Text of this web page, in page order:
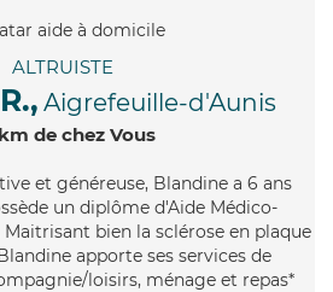
ALTRUISTE
Aigrefeuille-d'Aunis
de chez Vous
et généreuse, Blandine a 6 ans
un diplôme d'Aide Médico-
bien la sclérose en plaque
apporte ses services de
loisirs, ménage et repas*